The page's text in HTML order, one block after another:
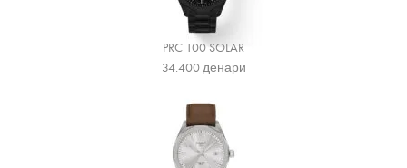
PRC 100 SOLAR
34.400денари